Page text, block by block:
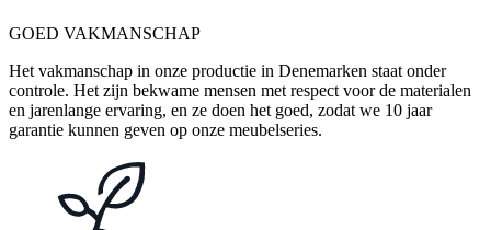
GOED VAKMANSCHAP
Het vakmanschap in onze productie in Denemarken staat onder
controle. Het zijn bekwame mensen met respect voor de materialen
en jarenlange ervaring, en ze doen het goed, zodat we 10 jaar
garantie kunnen geven op onze meubelseries.